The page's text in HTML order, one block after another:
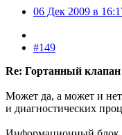
06 Дек 2009 в
#149
Re: Гортанный клапан
Может да, а может и
и диагностических